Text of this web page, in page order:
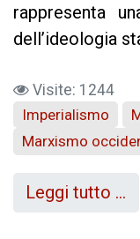
rappresenta
dell’ideologia
Visite: 1244
Imperialismo
Marxismo
Leggi tutto …